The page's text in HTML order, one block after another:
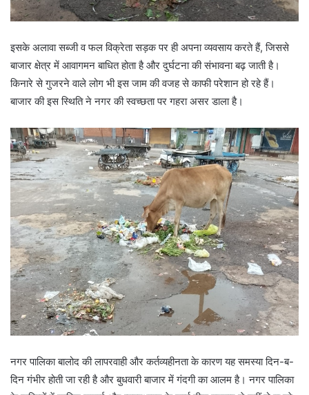
इसके अलावा सब्जी व फल विक्रेता सड़क पर ही अपना व्यवसाय करते हैं, जिससे
बाजार क्षेत्र में आवागमन बाधित होता है और दुर्घटना की संभावना बढ़ जाती है।
किनारे से गुजरने वाले लोग भी इस जाम की वजह से काफी परेशान हो रहे हैं।
बाजार की इस स्थिति ने नगर की स्वच्छता पर गहरा असर डाला है।
नगर पालिका बालोद की लापरवाही और कर्तव्यहीनता के कारण यह समस्या दिन-ब-
दिन गंभीर होती जा रही है और बुधवारी बाजार में गंदगी का आलम है। नगर पालिका